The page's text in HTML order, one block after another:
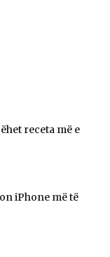
receta më e
iPhone më të